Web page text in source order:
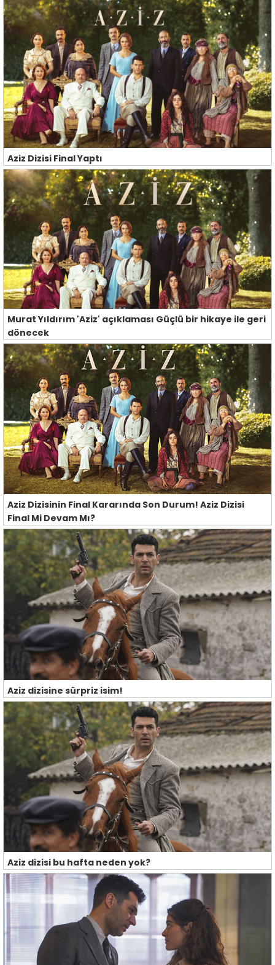
Aziz Dizisi Final Yaptı
Murat Yıldırım 'Aziz' açıklaması Güçlü bir hikaye ile geri
dönecek
Aziz Dizisinin Final Kararında Son Durum! Aziz Dizisi
Final Mi Devam Mı?
Aziz dizisine sürpriz isim!
Aziz dizisi bu hafta neden yok?